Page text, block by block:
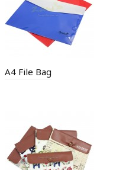
A4 File Bag